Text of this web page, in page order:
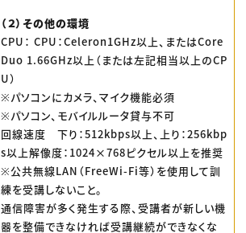
（２）その他の環境
CPU： CPU：Celeron1GHz以上、またはCore
Duo 1.66GHz以上（または左記相当以上のCP
U）
※パソコンにカメラ、マイク機能必須
※パソコン、モバイルルータ貸与不可
回線速度 下り：512kbps以上、上り：256kbp
s以上解像度：1024×768ピクセル以上を推奨
※公共無線LAN（FreeWi-Fi等）を使用して訓
練を受講しないこと。
通信障害が多く発生する際、受講者が新しい機
器を整備できなければ受講継続ができなくな